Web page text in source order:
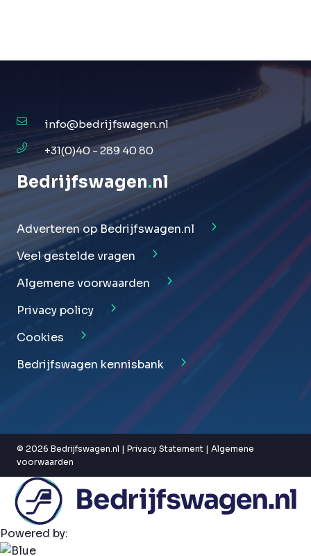
info@bedrijfswagen.nl
+31(0)40 - 289 40 80
Bedrijfswagen.nl
Adverteren op Bedrijfswagen.nl
Veel gestelde vragen
Algemene voorwaarden
Privacy policy
Cookies
Bedrijfswagen kennisbank
© 2026 Bedrijfswagen.nl | Privacy Statement | Algemene
voorwaarden
Powered by: